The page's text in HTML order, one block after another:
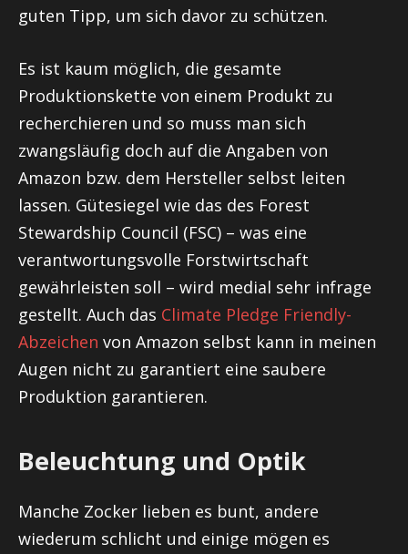
guten Tipp, um sich davor zu schützen.
Es ist kaum möglich, die gesamte
Produktionskette von einem Produkt zu
recherchieren und so muss man sich
zwangsläufig doch auf die Angaben von
Amazon bzw. dem Hersteller selbst leiten
lassen. Gütesiegel wie das des Forest
Stewardship Council (FSC) – was eine
verantwortungsvolle Forstwirtschaft
gewährleisten soll – wird medial sehr infrage
gestellt. Auch das Climate Pledge Friendly-
Abzeichen von Amazon selbst kann in meinen
Augen nicht zu garantiert eine saubere
Produktion garantieren.
Beleuchtung und Optik
Manche Zocker lieben es bunt, andere
wiederum schlicht und einige mögen es